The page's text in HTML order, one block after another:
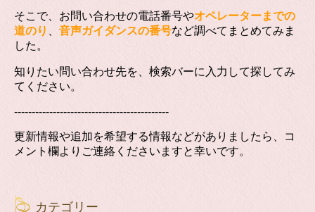
そこで、お問い合わせの電話番号やオペレーターまでの
道のり
音声ガイダンスの番号など調べてまとめてみま
した。
知りたい問い合わせ先を、検索バーに入力して探してみ
てください。
--------------------------------------------
更新情報や追加を希望する情報などがありましたら、コ
メント欄よりご連絡くださいますと幸いです。
カテゴリー